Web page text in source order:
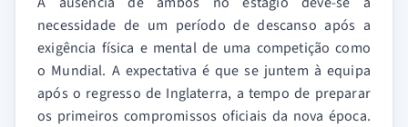
necessidade de um período de descanso após a
exigência física e mental de uma competição como
o Mundial. A expectativa é que se juntem à equipa
após o regresso de Inglaterra, a tempo de preparar
os primeiros compromissos oficiais da nova época.